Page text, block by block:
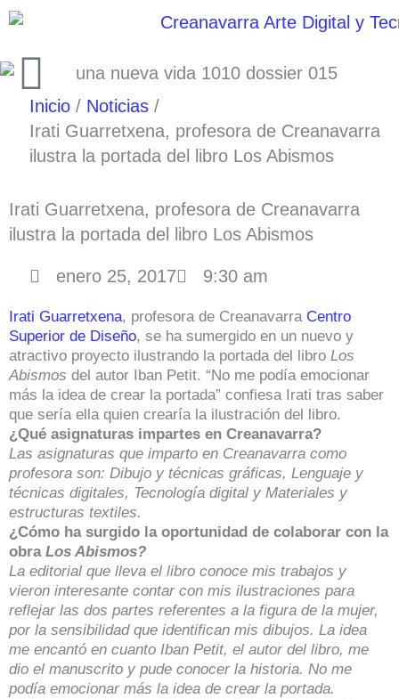
Ir
contenido
Inicio
Noticias
Irati Guarretxena, profesora de Creanavarra
ilustra la portada del libro Los Abismos
Irati Guarretxena, profesora de Creanavarra
ilustra la portada del libro Los Abismos
enero 25, 2017 9:30 am
Irati Guarretxena, profesora de Creanavarra Centro
Superior de Diseño, se ha sumergido en un nuevo y
atractivo proyecto ilustrando la portada del libro Los
Abismos del autor Iban Petit. “No me podía emocionar
más la idea de crear la portada” confiesa Irati tras saber
que sería ella quien crearía la ilustración del libro.
¿Qué asignaturas impartes en Creanavarra?
Las asignaturas que imparto en Creanavarra como
profesora son: Dibujo y técnicas gráficas, Lenguaje y
técnicas digitales, Tecnología digital y Materiales y
estructuras textiles.
¿Cómo ha surgido la oportunidad de colaborar con la
obra Los Abismos?
La editorial que lleva el libro conoce mis trabajos y
vieron interesante contar con mis ilustraciones para
reflejar las dos partes referentes a la figura de la mujer,
por la sensibilidad que identifican mis dibujos. La idea
me encantó en cuanto Iban Petit, el autor del libro, me
dio el manuscrito y pude conocer la historia. No me
podía emocionar más la idea de crear la portada.